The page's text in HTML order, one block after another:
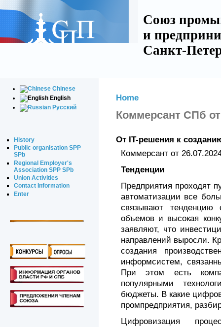
Союз
и
Санкт-
Chinese
English
Русский
History
Public organisation SPP
SPb
Regional Employer's
Association SPP SPb
Union Activities
Contact Information
Enter
Home
Коммерсант СПб от
От IT-решения к
Коммерсант от
Тенденции
Предприятия проходят
автоматизации все
связывают
объемов и высокая
заявляют, что
направлений выросли.
создания
информсистем,
При этом есть
популярными
бюджеты. В какие
промпредприятия,
Цифровизация